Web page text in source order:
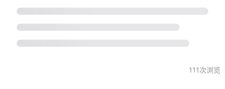
111次浏览